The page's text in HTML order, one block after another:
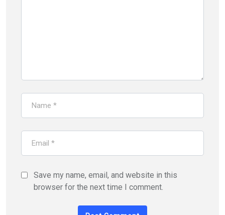
Save my name, email, and website in this
browser for the next time I comment.